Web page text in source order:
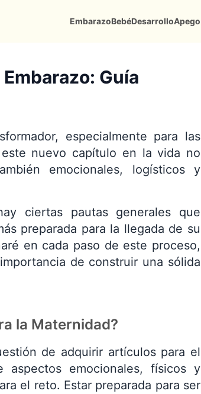
EmbarazoBebéDesarrolloApego
Guía
especialmente para las
nuevo capítulo en la vida no
emocionales, logísticos y
ciertas pautas generales que
preparada para la llegada de su
en cada paso de este proceso,
de construir una sólida
la Maternidad?
de adquirir artículos para el
emocionales, físicos y
el reto. Estar preparada para ser